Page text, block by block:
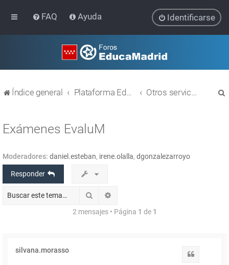
FAQ Ayuda Identificarse
Índice general Plataforma Educativa EducaMadrid Otros servicios
Exámenes EvaluM
Moderadores: daniel.esteban, irene.olalla, dgonzalezarroyo
Responder
Buscar
2 mensajes • Página 1 de 1
silvana.morasso